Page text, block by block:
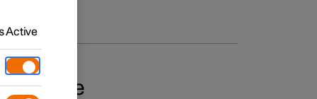
de financement
gauche
Active